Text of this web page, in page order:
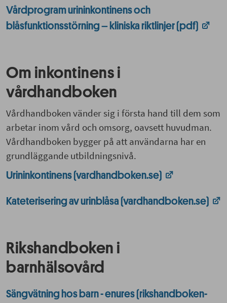
Vårdprogram urininkontinens och
blåsfunktionsstörning – kliniska riktlinjer (pdf)
Om inkontinens i
vårdhandboken
Vårdhandboken vänder sig i första hand till dem som
arbetar inom vård och omsorg, oavsett huvudman.
Vårdhandboken bygger på att användarna har en
grundläggande utbildningsnivå.
Urininkontinens (vardhandboken.se)
Kateterisering av urinblåsa (vardhandboken.se)
Rikshandboken i
barnhälsovård
Sängvätning hos barn - enures (rikshandboken-